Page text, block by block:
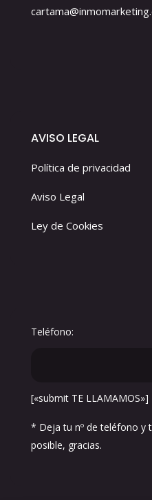
AVISO LEGAL
Política de privacidad
Aviso Legal
Ley de Cookies
Teléfono:
[«submit TE LLAMAMOS»]
* Deja tu nº de teléfono y
posible, gracias.